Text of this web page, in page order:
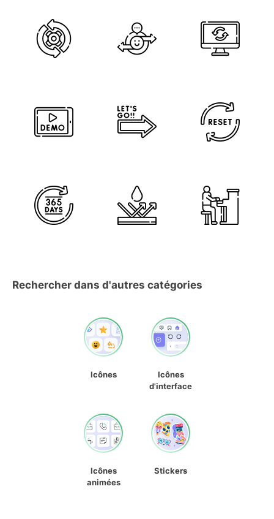
Rechercher dans d'autres catégories
Icônes
Icônes
d'interface
Icônes
animées
Stickers